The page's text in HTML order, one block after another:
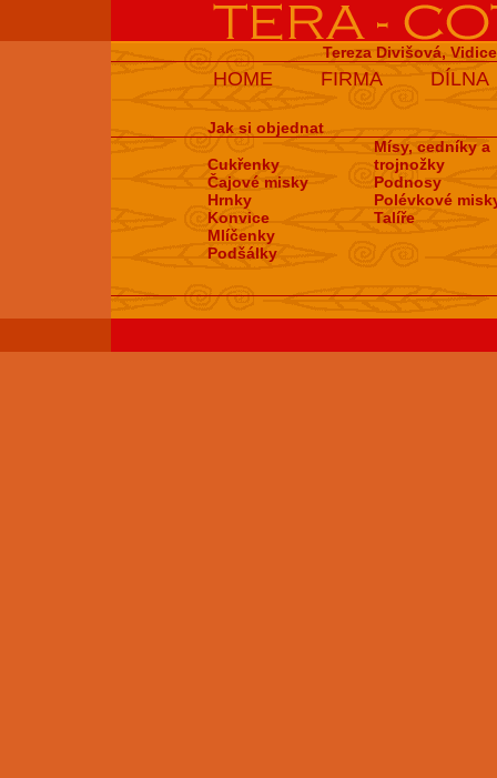
Tereza Divišová,
HOME FIRMA DÍLNA
Jak si objednat
Cukřenky
Čajové misky
Hrnky
Konvice
Mlíčenky
Podšálky
Mísy, cedníky a
trojnožky
Podnosy
Polévkové
Talíře